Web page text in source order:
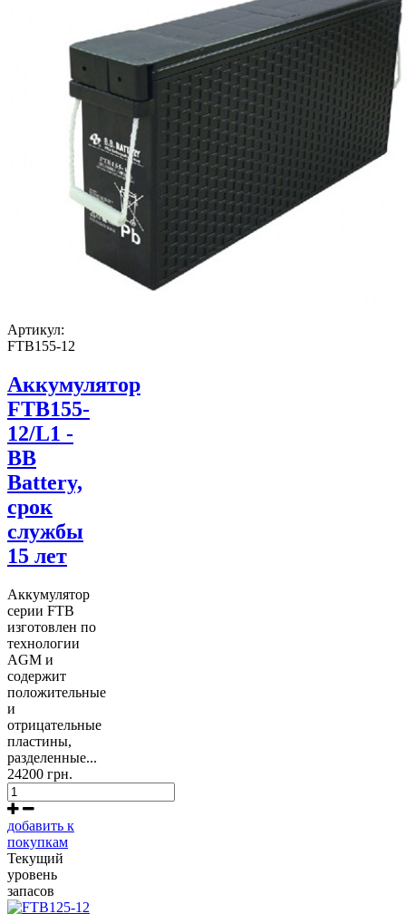
Артикул:
FTB155-12
Аккумулятор
FTB155-
12/L1 -
BB
Battery,
срок
службы
15 лет
Аккумулятор
серии FTB
изготовлен по
технологии
AGM и
содержит
положительные
и
отрицательные
пластины,
разделенные...
24200 грн.
добавить к
покупкам
Текущий
уровень
запасов